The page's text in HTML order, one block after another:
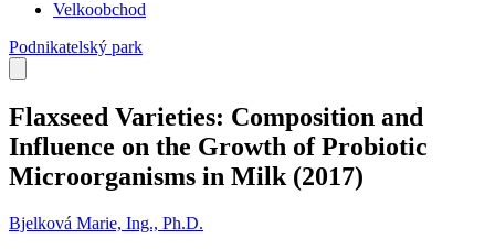
Velkoobchod
Podnikatelský park
Flaxseed Varieties: Composition and
Influence on the Growth of Probiotic
Microorganisms in Milk (2017)
Bjelková Marie, Ing., Ph.D.